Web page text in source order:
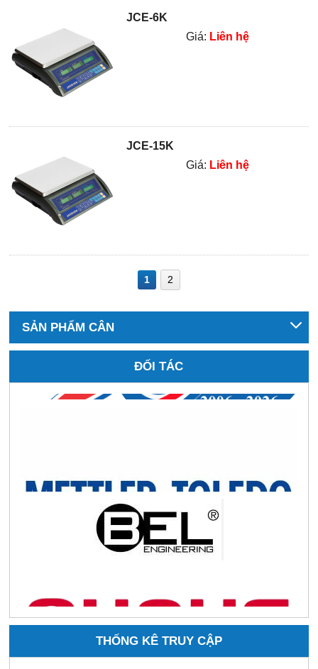
JCE-6K
Giá: Liên hệ
JCE-15K
Giá: Liên hệ
1 2
SẢN PHẨM CÂN
ĐỐI TÁC
THỐNG KÊ TRUY CẬP